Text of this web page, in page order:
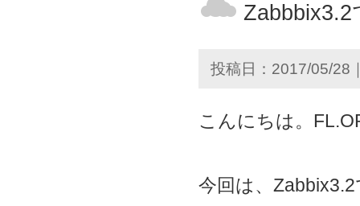
投稿日：2017/05/28
こんにちは。
今回は、